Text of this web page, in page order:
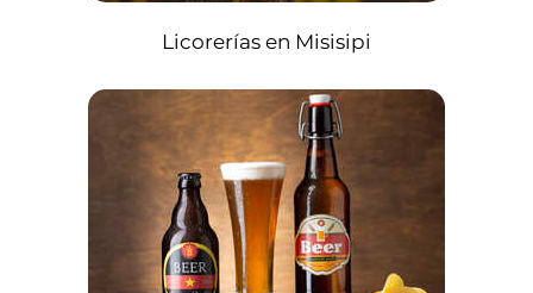
Licorerías en Misisipi